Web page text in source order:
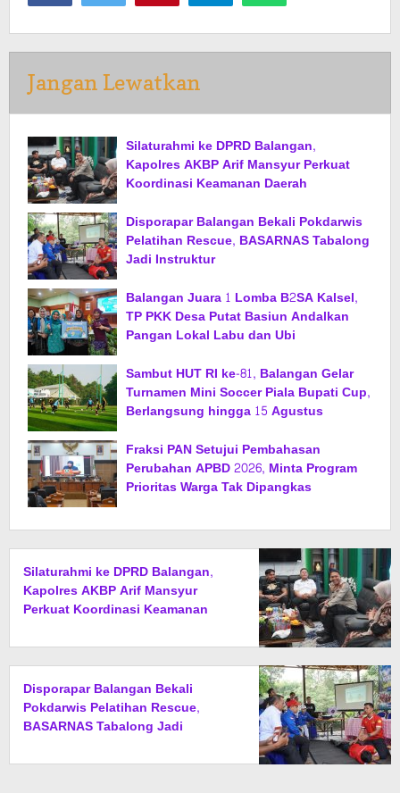
Jangan Lewatkan
Silaturahmi ke DPRD Balangan,
Kapolres AKBP Arif Mansyur Perkuat
Koordinasi Keamanan Daerah
Disporapar Balangan Bekali Pokdarwis
Pelatihan Rescue, BASARNAS Tabalong
Jadi Instruktur
Balangan Juara 1 Lomba B2SA Kalsel,
TP PKK Desa Putat Basiun Andalkan
Pangan Lokal Labu dan Ubi
Sambut HUT RI ke-81, Balangan Gelar
Turnamen Mini Soccer Piala Bupati Cup,
Berlangsung hingga 15 Agustus
Fraksi PAN Setujui Pembahasan
Perubahan APBD 2026, Minta Program
Prioritas Warga Tak Dipangkas
Silaturahmi ke DPRD Balangan,
Kapolres AKBP Arif Mansyur
Perkuat Koordinasi Keamanan
Disporapar Balangan Bekali
Pokdarwis Pelatihan Rescue,
BASARNAS Tabalong Jadi